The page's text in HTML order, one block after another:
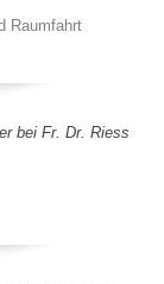
Raumfahrt
bei Fr. Dr. Riess